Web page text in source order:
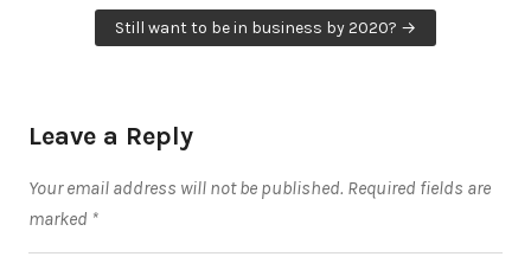
Still want to be in business by 2020? →
Leave a Reply
Your email address will not be published. Required fields are
marked *